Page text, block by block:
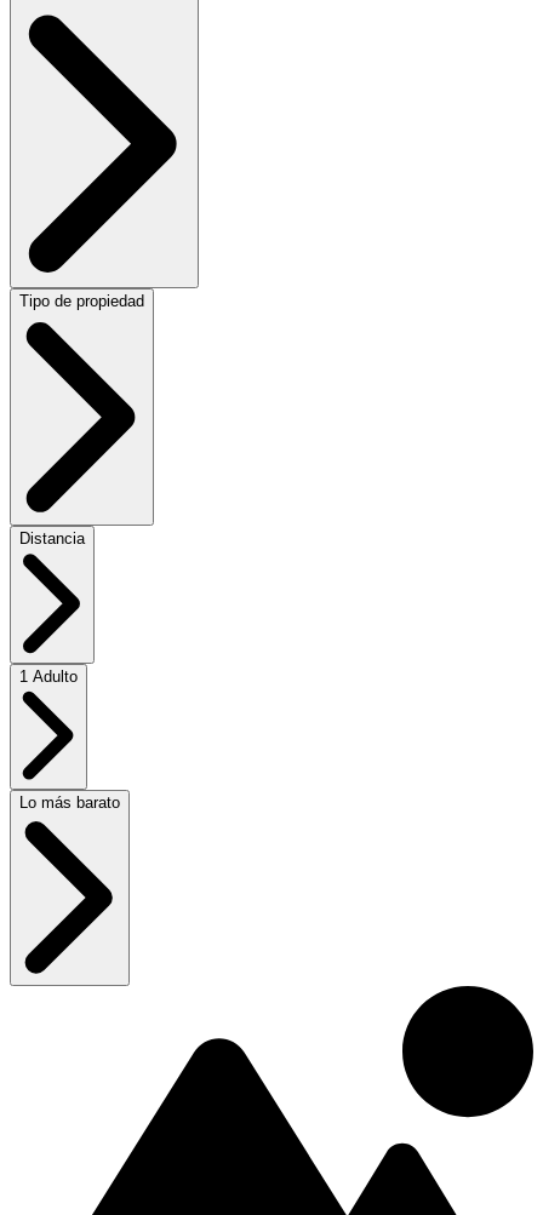
Tipo de propiedad
Distancia
1 Adulto
Lo más barato